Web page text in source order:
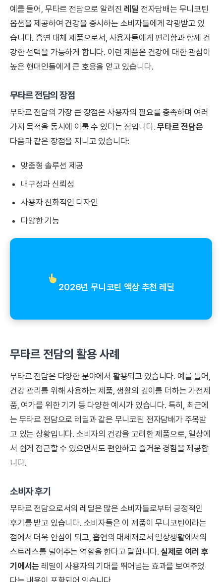
예를 들어, 무타르 전담으로 알려진 레딜 전자담배는 무니코틴
옵션을 제공하여 건강을 중시하는 소비자들에게 각광받고 있
습니다. 흡연 대체 제품으로서, 사용자들에게 편리함과 함께 건
강한 선택을 가능하게 합니다. 이런 제품은 건강에 대한 관심이
높은 현대인들에게 큰 호응을 얻고 있습니다.
무타르 전담의 장점
무타르 전담의 가장 큰 장점은 사용자의 필요를 충족하며 여러
가지 목적을 동시에 이룰 수 있다는 점입니다.무타르 전담은
다음과 같은 장점을 지니고 있습니다:
맞춤형 솔루션 제공
내구성과 신뢰성
사용자 친화적인 디자인
다양한 기능
2026년 무니코틴 액상 추천 레딜
무타르 전담의 활용 사례
무타르 전담은 다양한 분야에서 활용되고 있습니다. 예를 들어,
건강 관리를 위해 사용하는 제품, 생활의 깊이를 더하는 가전제
품, 여가를 위한 기기 등 다양한 예시가 있습니다. 특히, 최근에
는 무타르 전담으로 레딜과 같은 무니코틴 전자담배가 주목받
고 있는 상황입니다. 소비자의 건강을 고려한 제품으로, 일상에
서 쉽게 접근할 수 있으면서도 편안하고 즐거운 경험을 제공합
니다.
소비자 후기
무타르 전담으로서의 레딜은 많은 소비자들로부터 긍정적인
후기를 받고 있습니다. 소비자들은 이 제품이 무니코틴이라는
점에서 더욱 안심이 되고, 흡연의 대체재로서 일상생활에서의
스트레스를 덜어주는 역할을 한다고 말합니다.실제로 여러 후
기에서는 레딜이 사용자의 기대를 뛰어넘는 효과를 보여주었